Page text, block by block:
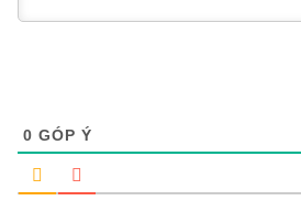
0 GÓP Ý